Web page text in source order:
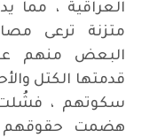
العراقية ، مما
متزنة ترعى
البعض منهم
قدمتها الكتل
سكوتهم ، فشُلت
هضمت حقوقهم